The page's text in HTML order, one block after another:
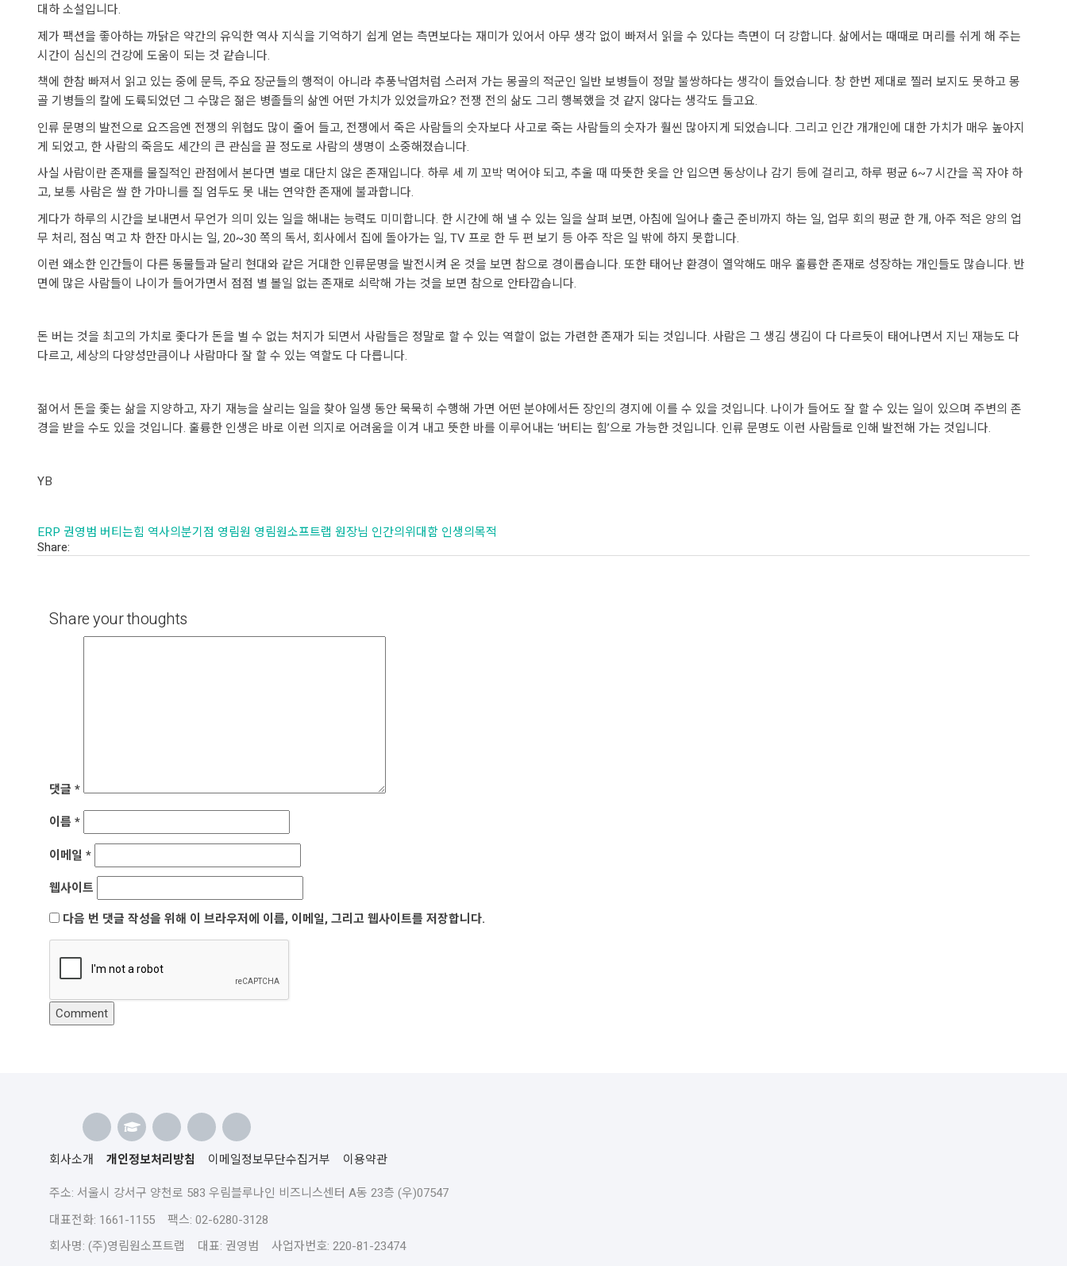
대하 소설입니다.
제가 팩션을 좋아하는 까닭은 약간의 유익한 역사 지식을 기억하기 쉽게 얻는 측면보다는 재미가 있어서 아무 생각 없이 빠져서 읽을 수 있다는 측면이 더 강합니다. 삶에서는 때때로 머리를 쉬게 해 주는
시간이 심신의 건강에 도움이 되는 것 같습니다.
책에 한참 빠져서 읽고 있는 중에 문득, 주요 장군들의 행적이 아니라 추풍낙엽처럼 스러져 가는 몽골의 적군인 일반 보병들이 정말 불쌍하다는 생각이 들었습니다. 창 한번 제대로 찔러 보지도 못하고 몽
골 기병들의 칼에 도륙되었던 그 수많은 젊은 병졸들의 삶엔 어떤 가치가 있었을까요? 전쟁 전의 삶도 그리 행복했을 것 같지 않다는 생각도 들고요.
인류 문명의 발전으로 요즈음엔 전쟁의 위협도 많이 줄어 들고, 전쟁에서 죽은 사람들의 숫자보다 사고로 죽는 사람들의 숫자가 훨씬 많아지게 되었습니다. 그리고 인간 개개인에 대한 가치가 매우 높아지
게 되었고, 한 사람의 죽음도 세간의 큰 관심을 끌 정도로 사람의 생명이 소중해졌습니다.
사실 사람이란 존재를 물질적인 관점에서 본다면 별로 대단치 않은 존재입니다. 하루 세 끼 꼬박 먹어야 되고, 추울 때 따뜻한 옷을 안 입으면 동상이나 감기 등에 걸리고, 하루 평균 6~7 시간을 꼭 자야 하
고, 보통 사람은 쌀 한 가마니를 질 엄두도 못 내는 연약한 존재에 불과합니다.
게다가 하루의 시간을 보내면서 무언가 의미 있는 일을 해내는 능력도 미미합니다. 한 시간에 해 낼 수 있는 일을 살펴 보면, 아침에 일어나 출근 준비까지 하는 일, 업무 회의 평균 한 개, 아주 적은 양의 업
무 처리, 점심 먹고 차 한잔 마시는 일, 20~30 쪽의 독서, 회사에서 집에 돌아가는 일, TV 프로 한 두 편 보기 등 아주 작은 일 밖에 하지 못합니다.
이런 왜소한 인간들이 다른 동물들과 달리 현대와 같은 거대한 인류문명을 발전시켜 온 것을 보면 참으로 경이롭습니다. 또한 태어난 환경이 열악해도 매우 훌륭한 존재로 성장하는 개인들도 많습니다. 반
면에 많은 사람들이 나이가 들어가면서 점점 별 볼일 없는 존재로 쇠락해 가는 것을 보면 참으로 안타깝습니다.
돈 버는 것을 최고의 가치로 좇다가 돈을 벌 수 없는 처지가 되면서 사람들은 정말로 할 수 있는 역할이 없는 가련한 존재가 되는 것입니다. 사람은 그 생김 생김이 다 다르듯이 태어나면서 지닌 재능도 다
다르고, 세상의 다양성만큼이나 사람마다 잘 할 수 있는 역할도 다 다릅니다.
젊어서 돈을 좇는 삶을 지양하고, 자기 재능을 살리는 일을 찾아 일생 동안 묵묵히 수행해 가면 어떤 분야에서든 장인의 경지에 이를 수 있을 것입니다. 나이가 들어도 잘 할 수 있는 일이 있으며 주변의 존
경을 받을 수도 있을 것입니다. 훌륭한 인생은 바로 이런 의지로 어려움을 이겨 내고 뜻한 바를 이루어내는 ‘버티는 힘’으로 가능한 것입니다. 인류 문명도 이런 사람들로 인해 발전해 가는 것입니다.
YB
ERP 권영범 버티는힘 역사의분기점 영림원 영림원소프트랩 원장님 인간의위대함 인생의목적
Share:
Share your thoughts
댓글 *
이름 *
이메일 *
웹사이트
다음 번 댓글 작성을 위해 이 브라우저에 이름, 이메일, 그리고 웹사이트를 저장합니다.
회사소개 개인정보처리방침 이메일정보무단수집거부
이용약관
주소: 서울시 강서구 양천로 583 우림블루나인 비즈니스센터 A동 23층 (우)07547
대표전화: 1661-1155 팩스: 02-6280-3128
회사명: (주)영림원소프트랩 대표: 권영범 사업자번호: 220-81-23474